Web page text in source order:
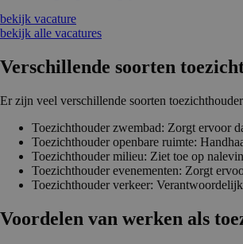
bekijk vacature
bekijk alle vacatures
Verschil­lende soorten
Er zijn veel verschillende soorten
Toezichthouder zwembad: Zorgt ervoor
Toezichthouder openbare ruimte:
Toezichthouder milieu: Ziet toe op
Toezichthouder evenementen: Zorgt
Toezichthouder verkeer:
Voordelen van werken als